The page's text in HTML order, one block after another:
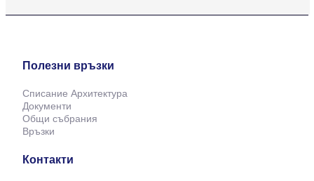
Полезни връзки
Списание Архитектура
Документи
Общи събрания
Връзки
Контакти